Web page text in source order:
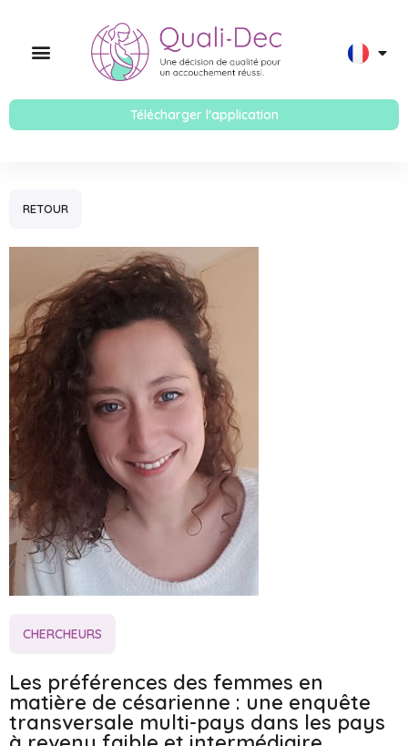
Télécharger l'application
RETOUR
CHERCHEURS
Les préférences des femmes en
matière de césarienne : une enquête
transversale multi-pays dans les pays